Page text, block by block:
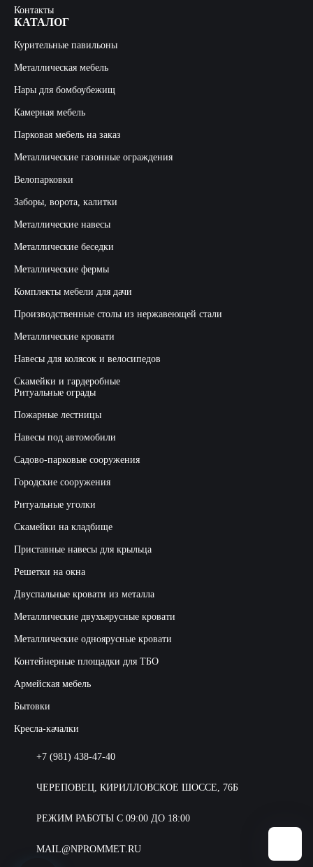
Контакты
КАТАЛОГ
Курительные павильоны
Металлическая мебель
Нары для бомбоубежищ
Камерная мебель
Парковая мебель на заказ
Металлические газонные ограждения
Велопарковки
Заборы, ворота, калитки
Металлические навесы
Металлические беседки
Металлические фермы
Комплекты мебели для дачи
Производственные столы из нержавеющей стали
Металлические кровати
Навесы для колясок и велосипедов
Скамейки и гардеробные
Ритуальные ограды
Пожарные лестницы
Навесы под автомобили
Садово-парковые сооружения
Городские сооружения
Ритуальные уголки
Скамейки на кладбище
Приставные навесы для крыльца
Решетки на окна
Двуспальные кровати из металла
Металлические двухъярусные кровати
Металлические одноярусные кровати
Контейнерные площадки для ТБО
Армейская мебель
Бытовки
Кресла-качалки
+7 (981) 438-47-40
ЧЕРЕПОВЕЦ, КИРИЛЛОВСКОЕ ШОССЕ, 76Б
РЕЖИМ РАБОТЫ С 09:00 ДО 18:00
MAIL@NPROMMET.RU